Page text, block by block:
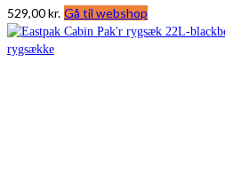
529,00kr. Gå til webshop